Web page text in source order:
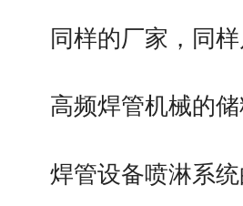
同样的厂家，同
高频焊管机械的
焊管设备喷淋系